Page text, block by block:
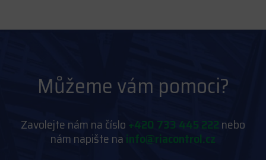
Můžeme vám pomoci?
Zavolejte nám na číslo+420 733 445 222nebo
nám napište nainfo@riacontrol.cz